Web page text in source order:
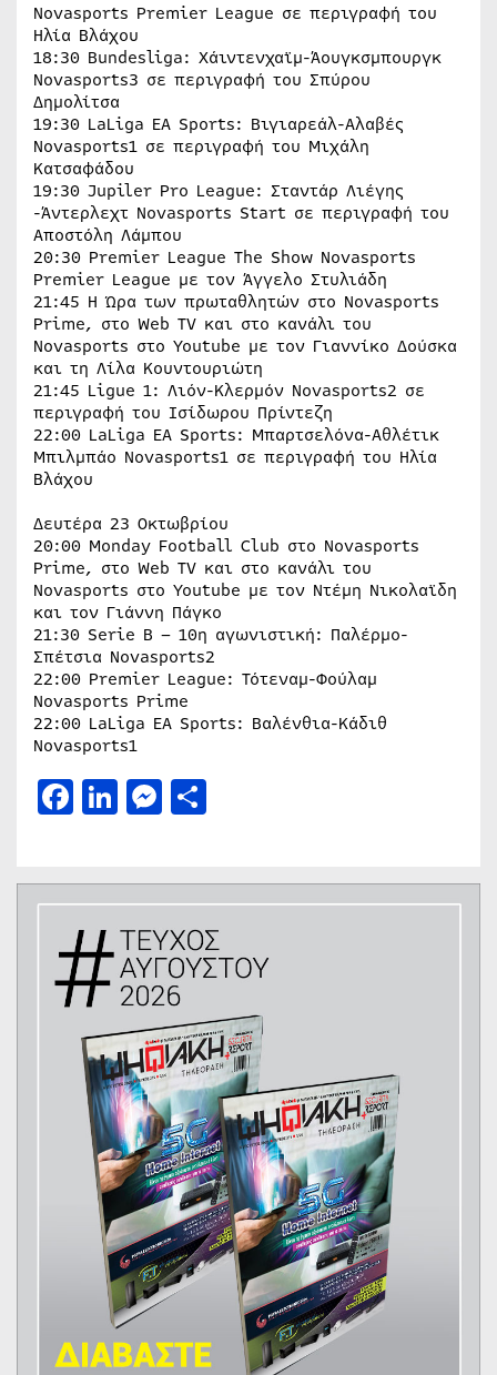
Novasports Premier League σε περιγραφή του
Ηλία Βλάχου
18:30 Bundesliga: Χάιντενχαϊμ-Άουγκσμπουργκ
Novasports3 σε περιγραφή του Σπύρου
Δημολίτσα
19:30 LaLiga EA Sports: Βιγιαρεάλ-Αλαβές
Novasports1 σε περιγραφή του Μιχάλη
Κατσαφάδου
19:30 Jupiler Pro League: Σταντάρ Λιέγης
-Άντερλεχτ Novasports Start σε περιγραφή του
Αποστόλη Λάμπου
20:30 Premier League The Show Novasports
Premier League με τον Άγγελο Στυλιάδη
21:45 Η Ώρα των πρωταθλητών στο Novasports
Prime, στο Web TV και στο κανάλι του
Novasports στο Youtube με τον Γιαννίκο Δούσκα
και τη Λίλα Κουντουριώτη
21:45 Ligue 1: Λιόν-Κλερμόν Novasports2 σε
περιγραφή του Ισίδωρου Πρίντεζη
22:00 LaLiga EA Sports: Μπαρτσελόνα-Αθλέτικ
Μπιλμπάο Novasports1 σε περιγραφή του Ηλία
Βλάχου
Δευτέρα 23 Οκτωβρίου
20:00 Monday Football Club στο Novasports
Prime, στο Web TV και στο κανάλι του
Novasports στο Youtube με τον Ντέμη Νικολαϊδη
και τον Γιάννη Πάγκο
21:30 Serie B – 10η αγωνιστική: Παλέρμο-
Σπέτσια Novasports2
22:00 Premier League: Τότεναμ-Φούλαμ
Novasports Prime
22:00 LaLiga EA Sports: Βαλένθια-Κάδιθ
Novasports1
Facebook
LinkedIn
Messenger